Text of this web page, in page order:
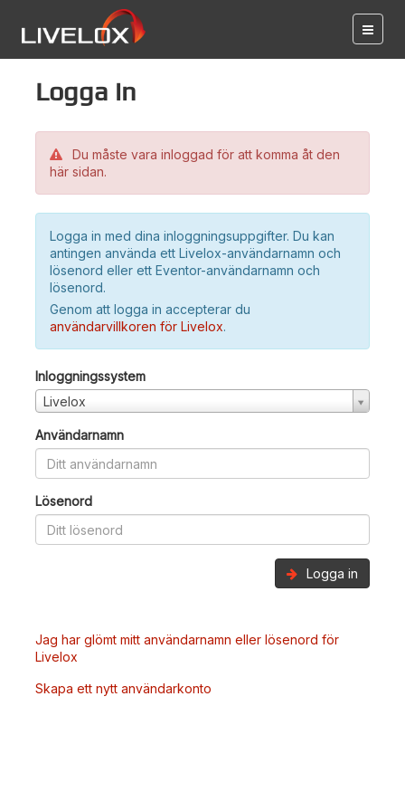
Logga in
Du måste vara inloggad för att komma åt den
här sidan.
Logga in med dina inloggningsuppgifter. Du kan
antingen använda ett Livelox-användarnamn och
lösenord eller ett Eventor-användarnamn och
lösenord.
Genom att logga in accepterar du
användarvillkoren för Livelox.
Inloggningssystem
Livelox
Användarnamn
Lösenord
Logga in
Jag har glömt mitt användarnamn eller lösenord för
Livelox
Skapa ett nytt användarkonto